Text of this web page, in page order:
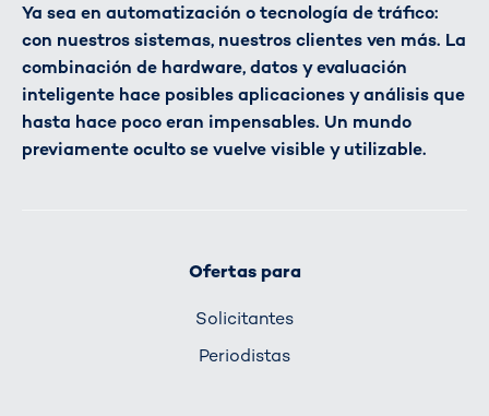
Ya sea en automatización o tecnología de tráfico:
con nuestros sistemas, nuestros clientes ven más. La
combinación de hardware, datos y evaluación
inteligente hace posibles aplicaciones y análisis que
hasta hace poco eran impensables. Un mundo
previamente oculto se vuelve visible y utilizable.
Ofertas para
Solicitantes
Periodistas